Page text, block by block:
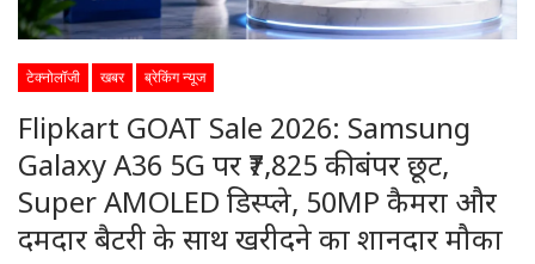
टेक्नोलॉजी खबर ब्रेकिंग न्यूज
Flipkart GOAT Sale 2026: Samsung
Galaxy A36 5G पर ₹7,825 की बंपर छूट,
Super AMOLED डिस्प्ले, 50MP कैमरा और
दमदार बैटरी के साथ खरीदने का शानदार मौका